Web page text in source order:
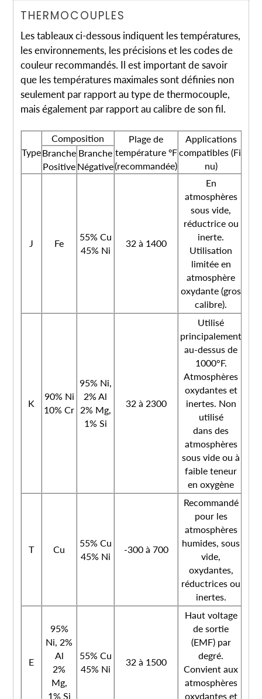
THERMOCOUPLES
Les tableaux ci-dessous indiquent les températures,
les environnements, les précisions et les codes de
couleur recommandés. Il est important de savoir
que les températures maximales sont définies non
seulement par rapport au type de thermocouple,
mais également par rapport au calibre de son fil.
Type
Composition
Plage de
température ºF
(recommandée)
Applications
compatibles (Fil
nu)
Branche
Positive
Branche
Négative
J Fe
55% Cu
45% Ni
32 à 1400
En
atmosphères
sous vide,
réductrice ou
inerte.
Utilisation
limitée en
atmosphère
oxydante (gros
calibre).
K
90% Ni
10% Cr
95% Ni,
2% Al
2% Mg,
1% Si
32 à 2300
Utilisé
principalement
au-dessus de
1000°F.
Atmosphères
oxydantes et
inertes. Non
utilisé
dans des
atmosphères
sous vide ou à
faible teneur
en oxygène
T Cu
55% Cu
45% Ni
-300 à 700
Recommandé
pour les
atmosphères
humides, sous
vide,
oxydantes,
réductrices ou
inertes.
E
95%
Ni, 2%
Al
2%
Mg,
1% Si
55% Cu
45% Ni
32 à 1500
Haut voltage
de sortie
(EMF) par
degré.
Convient aux
atmosphères
oxydantes et